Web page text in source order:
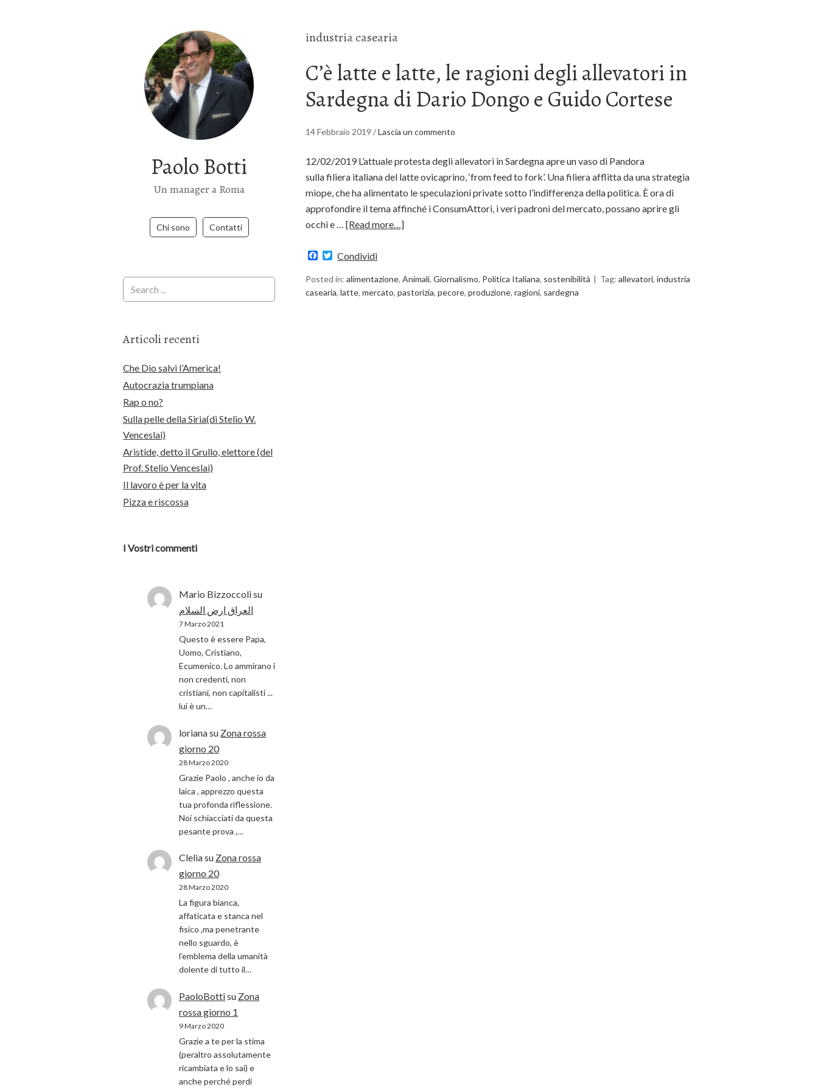
Paolo Botti
Un manager a Roma
Chi sono Contatti
industria casearia
C’è latte e latte, le ragioni degli allevatori in
Sardegna di Dario Dongo e Guido Cortese
14 Febbraio 2019 /Lascia un commento
12/02/2019 L’attuale protesta degli allevatori in Sardegna apre un vaso di Pandora
sulla filiera italiana del latte ovicaprino, ‘from feed to fork’. Una filiera afflitta da una strategia
miope, che ha alimentato le speculazioni private sotto l’indifferenza della politica. È ora di
approfondire il tema affinché i ConsumAttori, i veri padroni del mercato, possano aprire gli
occhi e … [Read more…]
Facebook
Twitter
Condividi
Posted in: alimentazione, Animali, Giornalismo, Politica Italiana, sostenibilità Tag: allevatori, industria
casearia, latte, mercato, pastorizia, pecore, produzione, ragioni, sardegna
Articoli recenti
Che Dio salvi l’America!
Autocrazia trumpiana
Rap o no?
Sulla pelle della Siria(di Stelio W.
Venceslai)
Aristide, detto il Grullo, elettore (del
Prof. Stelio Venceslai)
Il lavoro è per la vita
Pizza e riscossa
I Vostri commenti
Mario Bizzoccolisu
العراق ارض السلام
7 Marzo 2021
Questo è essere Papa,
Uomo, Cristiano,
Ecumenico. Lo ammirano i
non credenti, non
cristiani, non capitalisti ...
lui è un…
lorianasu Zona rossa
giorno 20
28 Marzo 2020
Grazie Paolo , anche io da
laica , apprezzo questa
tua profonda riflessione.
Noi schiacciati da questa
pesante prova ,…
Cleliasu Zona rossa
giorno 20
28 Marzo 2020
La figura bianca,
affaticata e stanca nel
fisico ,ma penetrante
nello sguardo, è
l’emblema della umanità
dolente di tutto il…
PaoloBottisu Zona
rossa giorno 1
9 Marzo 2020
Grazie a te per la stima
(peraltro assolutamente
ricambiata e lo sai) e
anche perché perdi